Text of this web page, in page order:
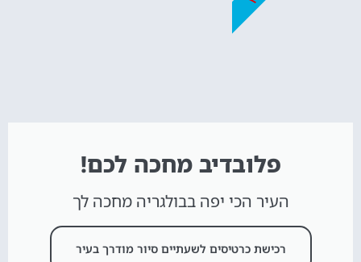
פלובדיב מחכה לכם!
העיר הכי יפה בבולגריה מחכה לך
רכישת כרטיסים לשעתיים סיור מודרך בעיר